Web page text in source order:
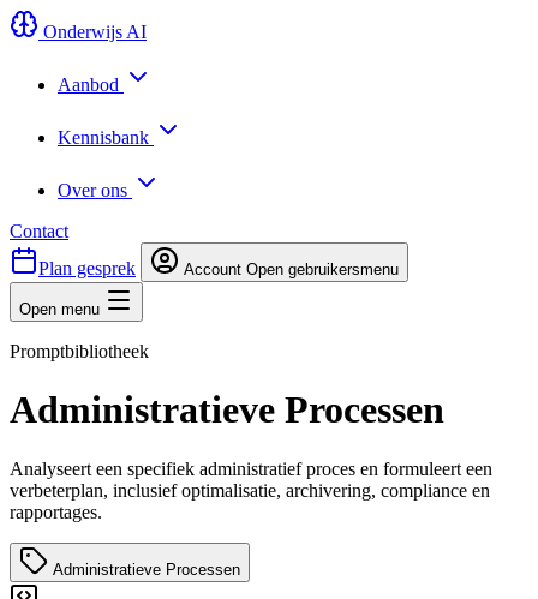
Onderwijs AI
Aanbod
Kennisbank
Over ons
Contact
Plan gesprek
Account Open gebruikersmenu
Open menu
Promptbibliotheek
Administratieve Processen
Analyseert een specifiek administratief proces en formuleert een
verbeterplan, inclusief optimalisatie, archivering, compliance en
rapportages.
Administratieve Processen